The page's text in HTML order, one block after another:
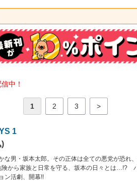
中！
1 2 3 >
1
)
な男・坂本太郎。その正体は全ての悪党が恐れ
から家族と日常を守る、坂本の日々とは…!?
ン活劇、開幕!!